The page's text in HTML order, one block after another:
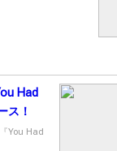
Had
ス！
You Had